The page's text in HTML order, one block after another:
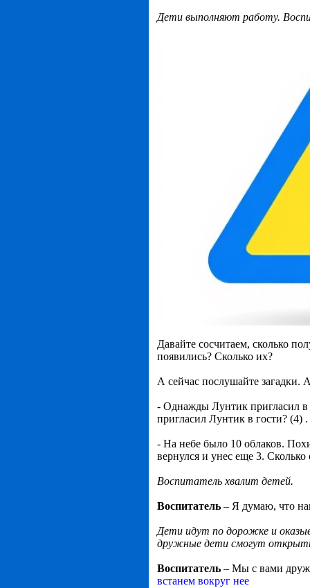
Дети выполняют работу.
Давайте сосчитаем, сколько
появились? Сколько их?
А сейчас послушайте загадки.
- Однажды Лунтик пригласил
пригласил Лунтик в гости? (4) .
- На небе было 10 облаков.
вернулся и унес еще 3. Сколько
Воспитатель хвалит детей.
Воспитатель – Я думаю, что
Дети идут по дорожке и
дружные дети смогут открыть
Воспитатель – Мы с вами
встанем вокруг нее